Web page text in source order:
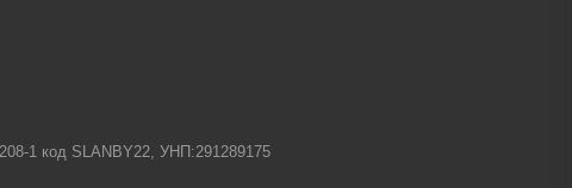
1 код SLANBY22, УНП:291289175